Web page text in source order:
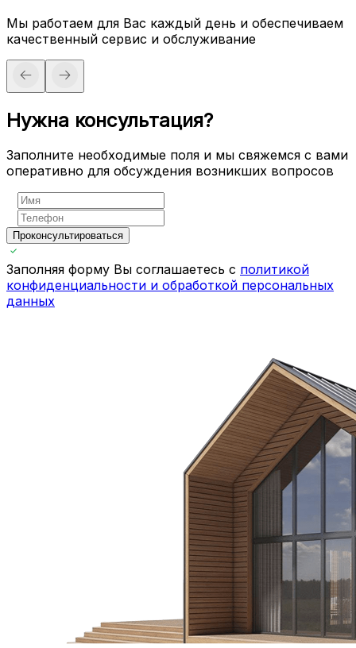
Мы работаем для Вас каждый день и обеспечиваем
качественный сервис и обслуживание
Нужна консультация?
Заполните необходимые поля и мы свяжемся с вами
оперативно для обсуждения возникших вопросов
Проконсультироваться
Заполняя форму Вы соглашаетесь с политикой
конфиденциальности и обработкой персональных
данных